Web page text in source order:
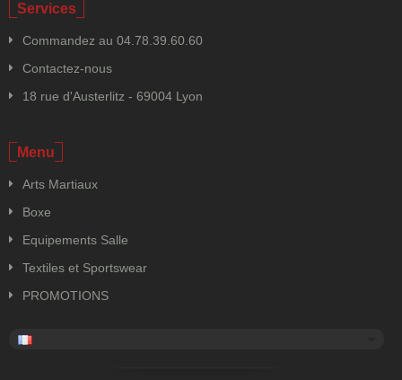
Services
Commandez au 04.78.39.60.60
Contactez-nous
18 rue d'Austerlitz - 69004 Lyon
Menu
Arts Martiaux
Boxe
Equipements Salle
Textiles et Sportswear
PROMOTIONS